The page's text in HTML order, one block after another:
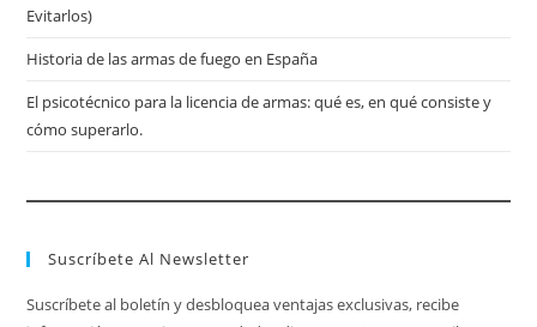
Evitarlos)
Historia de las armas de fuego en España
El psicotécnico para la licencia de armas: qué es, en qué consiste y
cómo superarlo.
Suscríbete Al Newsletter
Suscríbete al boletín y desbloquea ventajas exclusivas, recibe